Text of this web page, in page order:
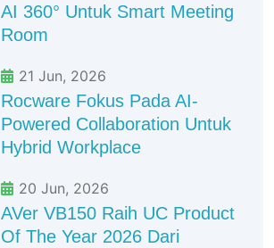
AI 360° Untuk Smart Meeting
Room
21 Jun, 2026
Rocware Fokus Pada AI-
Powered Collaboration Untuk
Hybrid Workplace
20 Jun, 2026
AVer VB150 Raih UC Product
Of The Year 2026 Dari